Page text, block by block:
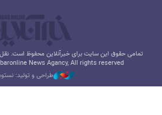
تمامی حقوق این سایت برای خبرآنلاین محفوظ است. نقل
News Agancy, All rights reserved
طراحی و تولید: